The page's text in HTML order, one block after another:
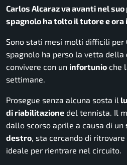
Carlos Alcaraz va avanti nel
spagnolo ha tolto il tutore e ora
Sono stati mesi molti difficili per
spagnolo ha perso la vetta della
convivere con un infortunio che
settimane.
Prosegue senza alcuna sosta il
di riabilitazione del tennista. Il
dallo scorso aprile a causa di un
destro, sta cercando di ritrovare
ideale per rientrare nel circuito.